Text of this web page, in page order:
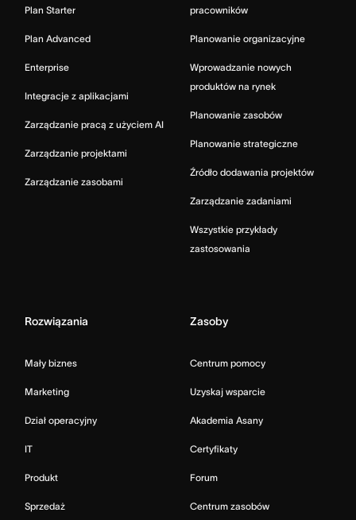
Plan Starter
Plan Advanced
Enterprise
Integracje z aplikacjami
Zarządzanie pracą z użyciem AI
Zarządzanie projektami
Zarządzanie zasobami
pracowników
Planowanie organizacyjne
Wprowadzanie nowych
produktów na rynek
Planowanie zasobów
Planowanie strategiczne
Źródło dodawania projektów
Zarządzanie zadaniami
Wszystkie przykłady
zastosowania
Rozwiązania
Mały biznes
Marketing
Dział operacyjny
IT
Produkt
Sprzedaż
Zasoby
Centrum pomocy
Uzyskaj wsparcie
Akademia Asany
Certyfikaty
Forum
Centrum zasobów